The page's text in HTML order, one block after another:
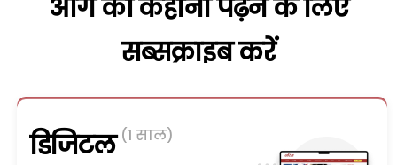
आगे की कहानी पढ़ने के लिए
सब्सक्राइब करें
डिजिटल (1 साल)